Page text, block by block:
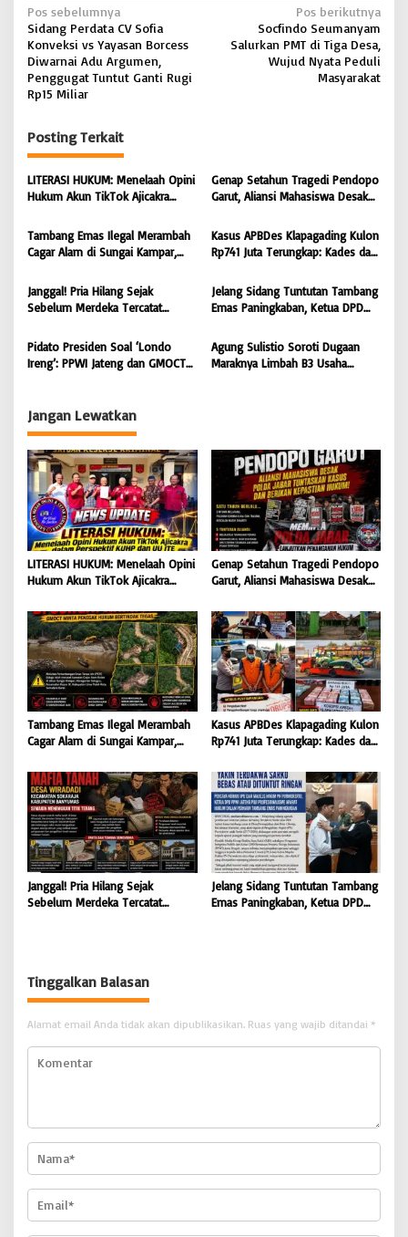
N
a
v
i
a
s
i
o
Pos sebelumnya
Sidang Perdata CV Sofia
Konveksi vs Yayasan Borcess
Diwarnai Adu Argumen,
Penggugat Tuntut Ganti Rugi
Rp15 Miliar
Pos berikutnya
‎Socfindo Seumanyam
Salurkan PMT di Tiga Desa,
Wujud Nyata Peduli
Masyarakat
Posting Terkait
LITERASI HUKUM: Menelaah Opini
Hukum Akun TikTok Ajicakra
ITE
Genap Setahun Tragedi Pendopo
Garut, Aliansi Mahasiswa Desak
Berikan Kepastian Hukum
Tambang Emas Ilegal Merambah
Cagar Alam di Sungai Kampar,
Bertindak Tegas
Kasus APBDes Klapagading Kulon
Rp741 Juta Terungkap: Kades dan
Tersangka
Janggal! Pria Hilang Sejak
Sebelum Merdeka Tercatat
Dugaan Mafia Tanah di Wiradadi
Terbongkar
Jelang Sidang Tuntutan Tambang
Emas Paningkaban, Ketua DPD
Profesionalisme JPU & Majelis
Hakim PN Purwokerto: Yakin
Terdakwa Sarko Bebas atau
Pidato Presiden Soal ‘Londo
Ireng’: PPWI Jateng dan GMOCT
Dilindungi Undang-Undang
Agung Sulistio Soroti Dugaan
Maraknya Limbah B3 Usaha
Jangan Lewatkan
LITERASI HUKUM: Menelaah Opini
Hukum Akun TikTok Ajicakra
ITE
Genap Setahun Tragedi Pendopo
Garut, Aliansi Mahasiswa Desak
Berikan Kepastian Hukum
Tambang Emas Ilegal Merambah
Cagar Alam di Sungai Kampar,
Bertindak Tegas
Kasus APBDes Klapagading Kulon
Rp741 Juta Terungkap: Kades dan
Tersangka
Janggal! Pria Hilang Sejak
Sebelum Merdeka Tercatat
Jelang Sidang Tuntutan Tambang
Emas Paningkaban, Ketua DPD
Tinggalkan Balasan
Alamat email Anda tidak akan dipublikasikan. Ruas yang wajib ditandai *